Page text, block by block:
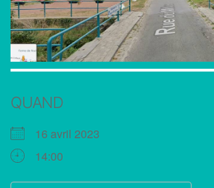
QUAND
16 avril 2023
14:00